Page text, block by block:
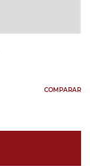
COMPARAR